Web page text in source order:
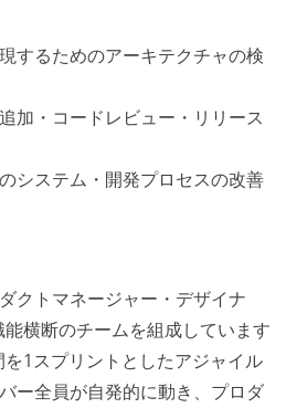
するためのアーキテクチャの検
加・コードレビュー・リリース
システム・開発プロセスの改善
クトマネージャー・デザイナ
横断のチームを組成しています
を1スプリントとしたアジャイル
ー全員が自発的に動き、プロダ